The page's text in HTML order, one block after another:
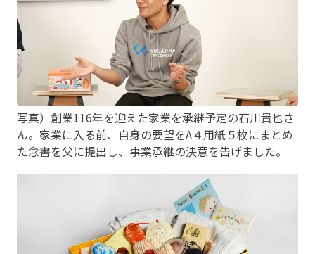
写真）創業116年を迎えた家業を承継予定の石川貴也さ
ん。家業に入る前、自身の要望をA４用紙５枚にまとめ
た念書を父に提出し、事業承継の決意を告げました。